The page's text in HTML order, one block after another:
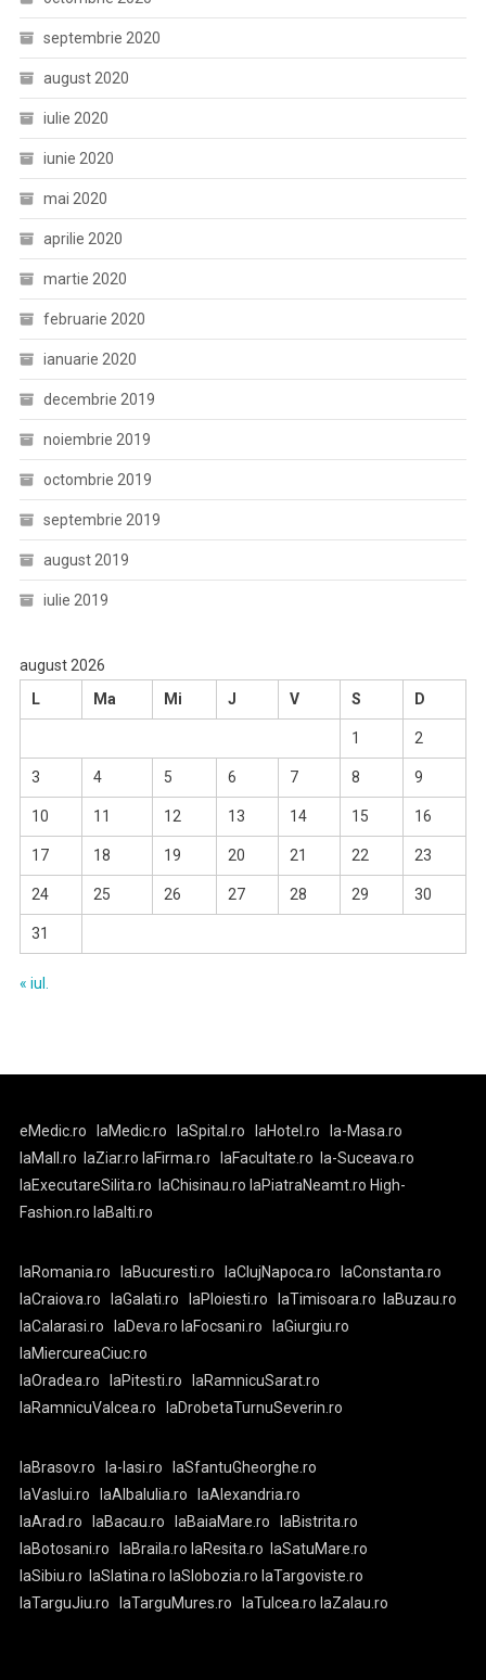
septembrie 2020
august 2020
iulie 2020
iunie 2020
mai 2020
aprilie 2020
martie 2020
februarie 2020
ianuarie 2020
decembrie 2019
noiembrie 2019
octombrie 2019
septembrie 2019
august 2019
iulie 2019
august 2026
L
Ma Mi J V S D
1 2
3 4 5 6 7 8 9
10 11 12 13 14 15 16
17 18 19 20 21 22 23
24 25 26 27 28 29 30
31
« iul.
eMedic.ro laMedic.ro laSpital.ro laHotel.ro
la-Masa.ro
laMall.ro
laZiar.ro laFirma.ro laFacultate.ro
la-Suceava.ro
laExecutareSilita.ro
laChisinau.ro laPiatraNeamt.ro High-
Fashion.ro laBalti.ro
laRomania.ro laBucuresti.ro laClujNapoca.ro
laConstanta.ro
laCraiova.ro
laGalati.ro laPloiesti.ro laTimisoara.ro
laBuzau.ro
laCalarasi.ro
laDeva.ro laFocsani.ro
laGiurgiu.ro
laMiercureaCiuc.ro
laOradea.ro
laPitesti.ro
laRamnicuSarat.ro
laRamnicuValcea.ro
laDrobetaTurnuSeverin.ro
laBrasov.ro la-Iasi.ro
laSfantuGheorghe.ro
laVaslui.ro
laAlbaIulia.ro
laAlexandria.ro
laArad.ro
laBacau.ro laBaiaMare.ro
laBistrita.ro
laBotosani.ro
laBraila.ro laResita.ro
laSatuMare.ro
laSibiu.ro
laSlatina.ro laSlobozia.ro laTargoviste.ro
laTarguJiu.ro
laTarguMures.ro laTulcea.ro laZalau.ro